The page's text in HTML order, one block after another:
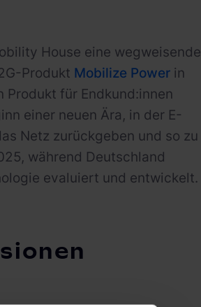
House eine wegweisende
Produkt Mobilize Power in
Produkt für Endkund:innen
einer neuen Ära, in der E-
Netz zurückgeben und so zu
während Deutschland
evaluiert und entwickelt.